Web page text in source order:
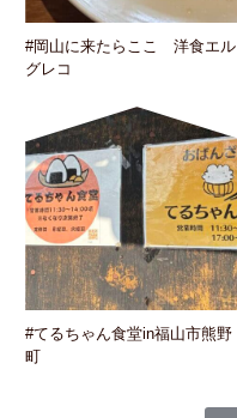
#岡山に来たらここ 洋食エル
グレコ
#てるちゃん食堂in福山市熊野
町